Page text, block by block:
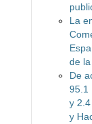
La
de
De
95.1
y
y